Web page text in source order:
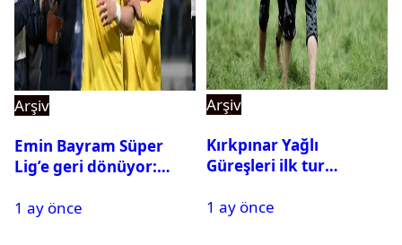
Arşiv
Emin Bayram Süper
Lig’e geri dönüyor:
1 ay önce
Arşiv
Kırkpınar Yağlı
Güreşleri ilk tur
2. tura geçen
1 ay önce